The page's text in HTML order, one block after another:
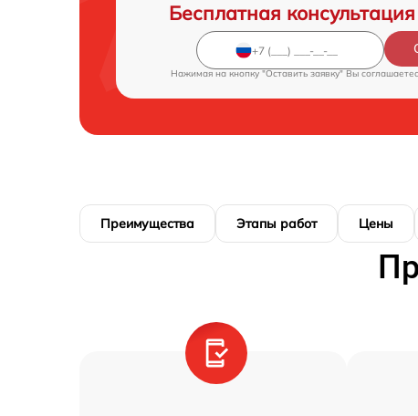
Бесплатная
Нажимая на кнопку "Оставить заявку" Вы
Преимущества Этапы работ Цены